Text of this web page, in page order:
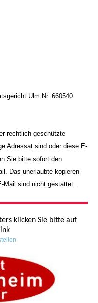
Ulm Nr. 660540
rechtlich geschützte
Adressat sind oder diese E-
Sie bitte sofort den
Das unerlaubte kopieren
Mail sind nicht gestattet.
klicken Sie bitte auf